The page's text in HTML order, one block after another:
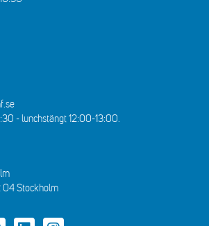
- lunchstängt 12:00-13:00​.
04 Stockholm